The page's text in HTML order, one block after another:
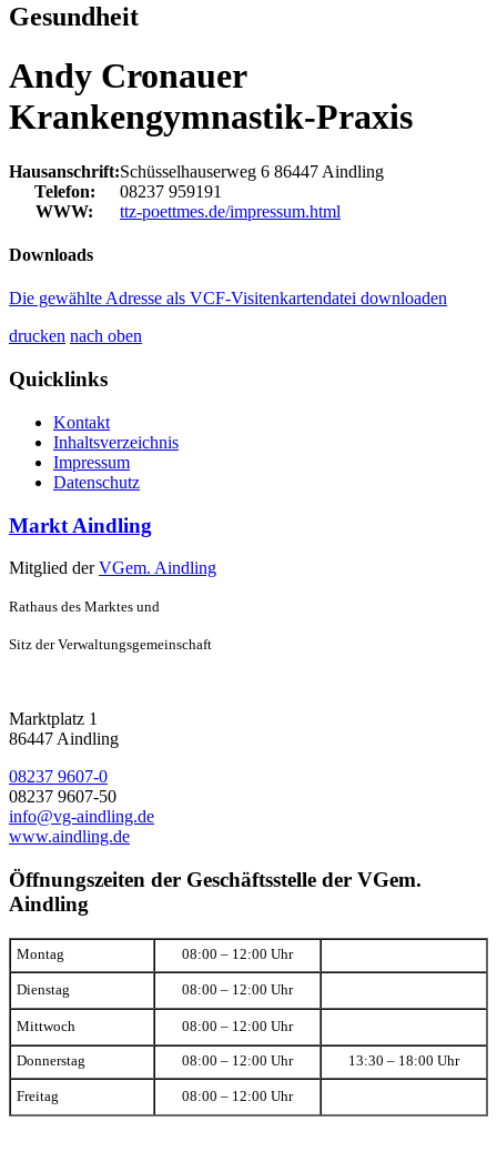
Gesundheit
Andy Cronauer
Krankengymnastik-Praxis
Hausanschrift:Schüsselhauserweg 6 86447 Aindling
Telefon:
08237 959191
WWW:
ttz-poettmes.de/impressum.html
Downloads
Die gewählte Adresse als VCF-Visitenkartendatei downloaden
drucken nach oben
Quicklinks
Kontakt
Inhaltsverzeichnis
Impressum
Datenschutz
Markt Aindling
Mitglied derVGem. Aindling
Rathaus des Marktes und
Sitz der Verwaltungsgemeinschaft
Marktplatz 1
86447 Aindling
08237 9607-0
08237 9607-50
info@vg-aindling.de
www.aindling.de
Öffnungszeiten der Geschäftsstelle der VGem.
Aindling
Montag 08:00 – 12:00 Uhr
Dienstag 08:00 – 12:00 Uhr
Mittwoch 08:00 – 12:00 Uhr
Donnerstag 08:00 – 12:00 Uhr 13:30 – 18:00 Uhr
Freitag 08:00 – 12:00 Uhr